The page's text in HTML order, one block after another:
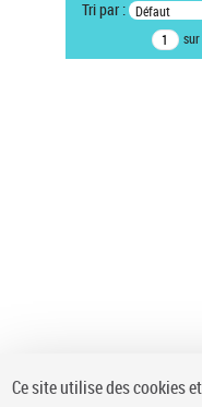
Tri par : Défaut
sur
Ce site utilise des cookies